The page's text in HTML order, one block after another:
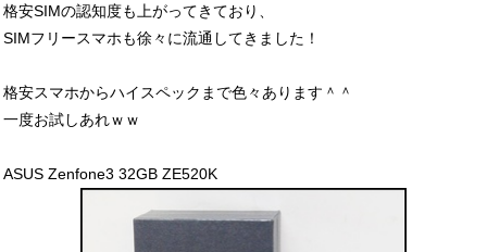
格安SIMの認知度も上がってきており、
SIMフリースマホも徐々に流通してきました！
格安スマホからハイスペックまで色々あります＾＾
一度お試しあれｗｗ
ASUS Zenfone3 32GB ZE520K